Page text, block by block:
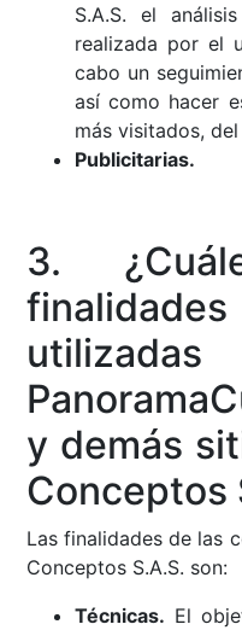
S.A.S. el
realizada por el
cabo un
así como hacer
más visitados,
Publicitarias.
3.
y demás
Conceptos
Las finalidades de las
Conceptos S.A.S. son:
Técnicas. El